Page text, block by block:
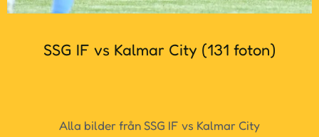
SSG IF vs Kalmar City (131 foton)
Alla bilder från SSG IF vs Kalmar City